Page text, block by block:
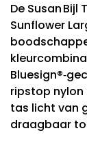
De Susan Bijl
Sunflower
ripstop
tas licht van
draagbaar